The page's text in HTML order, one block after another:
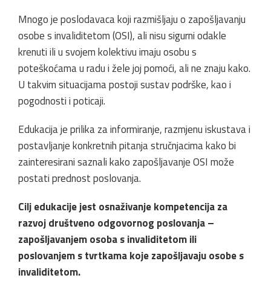
Mnogo je poslodavaca koji razmišljaju o zapošljavanju
osobe s invaliditetom (OSI), ali nisu sigurni odakle
krenuti ili u svojem kolektivu imaju osobu s
poteškoćama u radu i žele joj pomoći, ali ne znaju kako.
U takvim situacijama postoji sustav podrške, kao i
pogodnosti i poticaji.
Edukacija je prilika za informiranje, razmjenu iskustava i
postavljanje konkretnih pitanja stručnjacima kako bi
zainteresirani saznali kako zapošljavanje OSI može
postati prednost poslovanja.
Cilj edukacije jest osnaživanje kompetencija za
razvoj društveno odgovornog poslovanja –
zapošljavanjem osoba s invaliditetom ili
poslovanjem s tvrtkama koje zapošljavaju osobe s
invaliditetom.